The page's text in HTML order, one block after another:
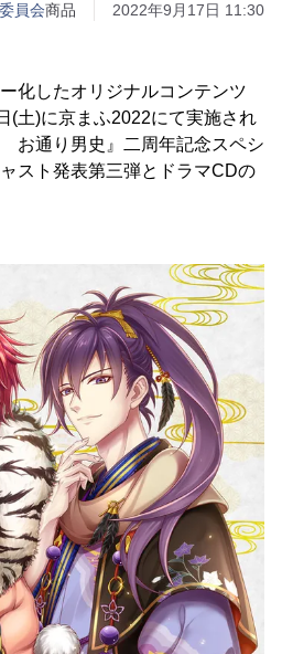
員会商品 2022年9月17日 11:30
化したオリジナルコンテンツ
(土)に京まふ2022にて実施され
お通り男史』二周年記念スペシ
スト発表第三弾とドラマCDの